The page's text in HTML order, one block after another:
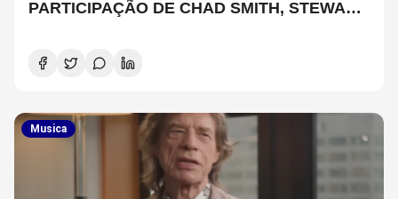
PARTICIPAÇÃO DE CHAD SMITH, STEWART
Musica